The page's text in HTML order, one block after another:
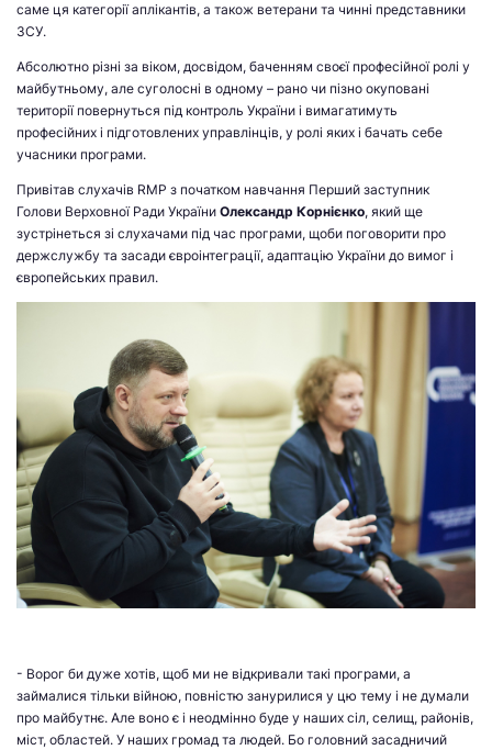
саме ця категорії аплікантів, а також ветерани та чинні представники
ЗСУ.
Абсолютно різні за віком, досвідом, баченням своєї професійної ролі у
майбутньому, але суголосні в одному – рано чи пізно окуповані
території повернуться під контроль України і вимагатимуть
професійних і підготовлених управлінців, у ролі яких і бачать себе
учасники програми.
Привітав слухачів RMP з початком навчання Перший заступник
Голови Верховної Ради України Олександр Корнієнко, який ще
зустрінеться зі слухачами під час програми, щоби поговорити про
держслужбу та засади євроінтеграції, адаптацію України до вимог і
європейських правил.
- Ворог би дуже хотів, щоб ми не відкривали такі програми, а
займалися тільки війною, повністю занурилися у цю тему і не думали
про майбутнє. Але воно є і неодмінно буде у наших сіл, селищ, районів,
міст, областей. У наших громад та людей. Бо головний засадничий